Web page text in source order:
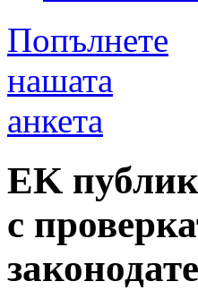
Попълнете
нашата
анкета
ЕK
с